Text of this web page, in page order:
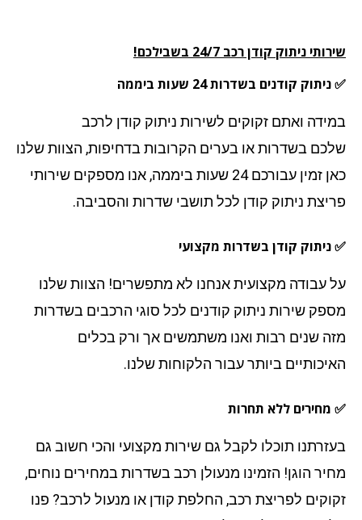
שירותי ניתוק קודן רכב 24/7 בשבילכם!
✅ ניתוק קודנים בשדרות 24 שעות ביממה
במידה ואתם זקוקים לשירות ניתוק קודן לרכב
שלכם בשדרות או בערים הקרובות בדחיפות, הצוות שלנו
כאן זמין עבורכם 24 שעות ביממה, אנו מספקים שירותי
פריצת ניתוק קודן לכל תושבי שדרות והסביבה.
✅ ניתוק קודן בשדרות מקצועי
על עבודה מקצועית אנחנו לא מתפשרים! הצוות שלנו
מספק שירות ניתוק קודנים לכל סוגי הרכבים בשדרות
מזה שנים רבות ואנו משתמשים אך ורק בכלים
האיכותיים ביותר עבור הלקוחות שלנו.
✅ מחירים ללא תחרות
בעזרתנו תוכלו לקבל גם שירות מקצועי והכי חשוב גם
מחיר הוגן! הזמינו מנעולן רכב בשדרות במחירים נוחים,
זקוקים לפריצת רכב, החלפת קודן או מנעול לרכב? פנו